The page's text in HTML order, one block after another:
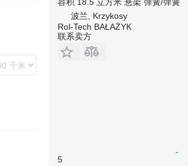
波兰, Krzykosy
Rol-Tech BAŁAŻYK
联系卖方
5